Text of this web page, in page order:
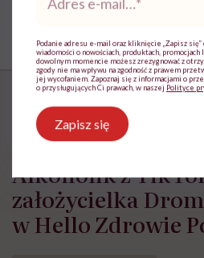
„Utrata wolności
Alkoholik z
założycielka
w Hello Zdrowie
*
Podanie adresu e-mail oraz kliknięcie „Zapisz się”
wiadomości o nowościach, produktach,
dowolnym momencie możesz zrezygnować z
zgody nie ma wpływu na zgodność z prawem
jej wycofaniem. Zapoznaj się z informacjami o
o przysługujących Ci prawach, w naszej Polityce
Zapisz się